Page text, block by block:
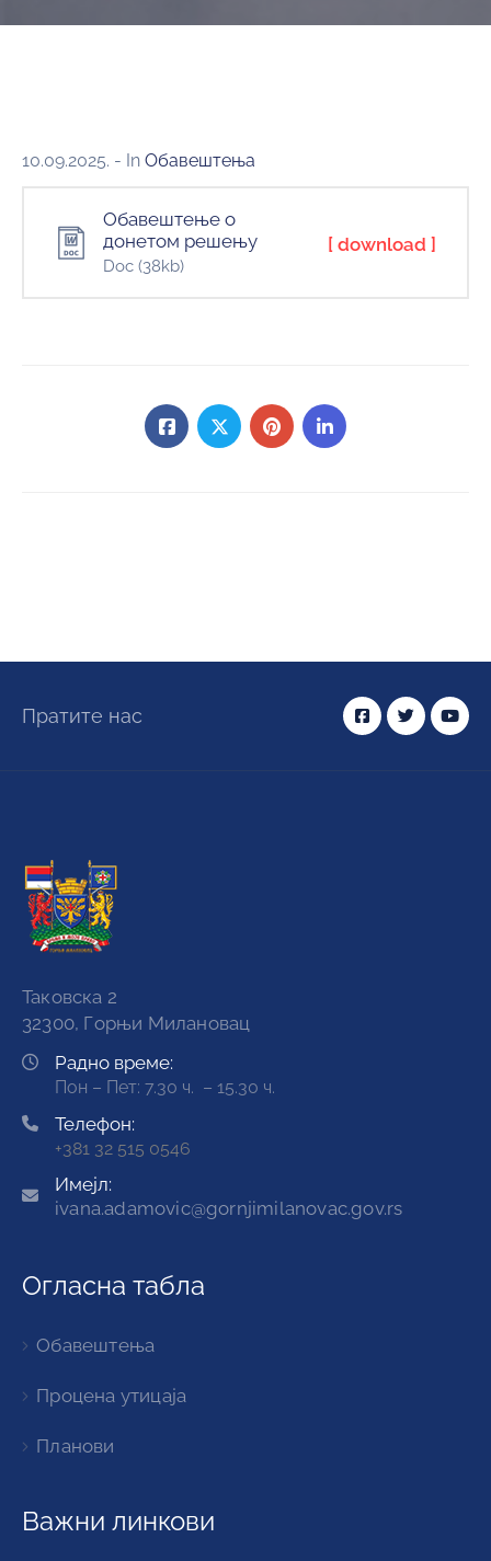
10.09.2025. - In Обавештења
Обавештење о
донетом решењу
Doc (38kb)
[ download ]
Пратите нас
Таковска 2
32300, Горњи Милановац
Радно време:
Пон – Пет: 7.30 ч. – 15.30 ч.
Телефон:
+381 32 515 0546
Имејл:
ivana.adamovic@gornjimilanovac.gov.rs
Огласна табла
Обавештења
Процена утицаја
Планови
Важни линкови